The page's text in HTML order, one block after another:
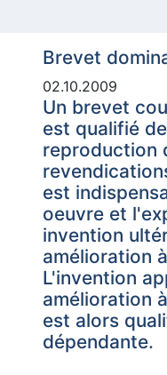
Brevet
02.10.2009
Un brevet
est qualifié
reproduction
est
oeuvre et
invention
amélioration
L'invention
amélioration
est alors
dépendante.